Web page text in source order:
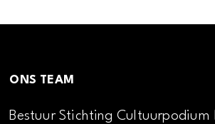
ONS TEAM
Bestuur Stichting Cultuurpodium